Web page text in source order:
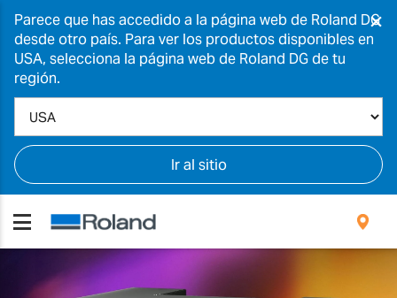
Parece que has accedido a la página web de Roland DG
desde otro país. Para ver los productos disponibles en
USA, selecciona la página web de Roland DG de tu
región.
Ir al sitio
×